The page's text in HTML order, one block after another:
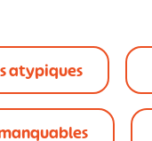
atypiques